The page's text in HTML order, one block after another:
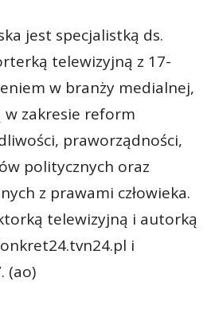
jest specjalistką ds.
telewizyjną z 17-
w branży medialnej,
w zakresie reform
praworządności,
politycznych oraz
z prawami człowieka.
telewizyjną i autorką
i
(ao)